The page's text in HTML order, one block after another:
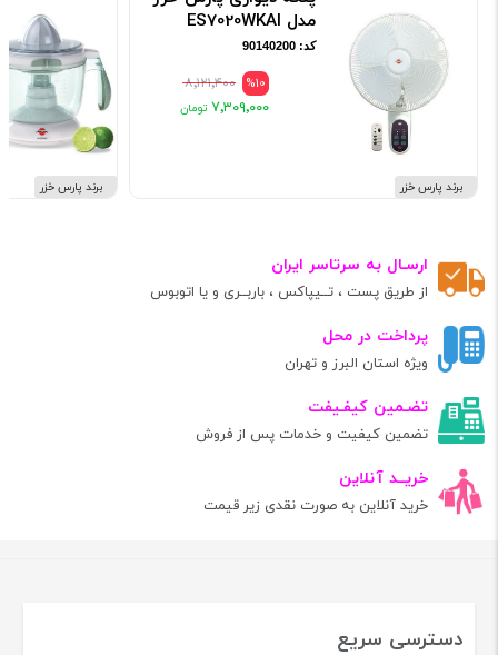
برند پارس خزر
مدل ES7020WKAI
کد: 90140200
%10 ۸٬۱۲۱٬۴۰۰
۷٬۳۰۹٬۰۰۰
برند پارس خزر
ارسـال به سرتاسر ایران
از طریق پست ، تــیپاکس ، باربــری و یا اتوبوس
پرداخت در محل
ویژه استان البرز و تهران
تضـمین کیفـیفت
تضمین کیفیت و خدمات پس از فروش
خریــد آنلاین
خرید آنلاین به صورت نقدی زیر قیمت
دسترسی سریع